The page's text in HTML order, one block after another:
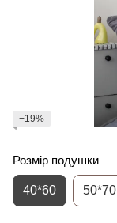
−19%
Розмір подушки
40*60 50*70